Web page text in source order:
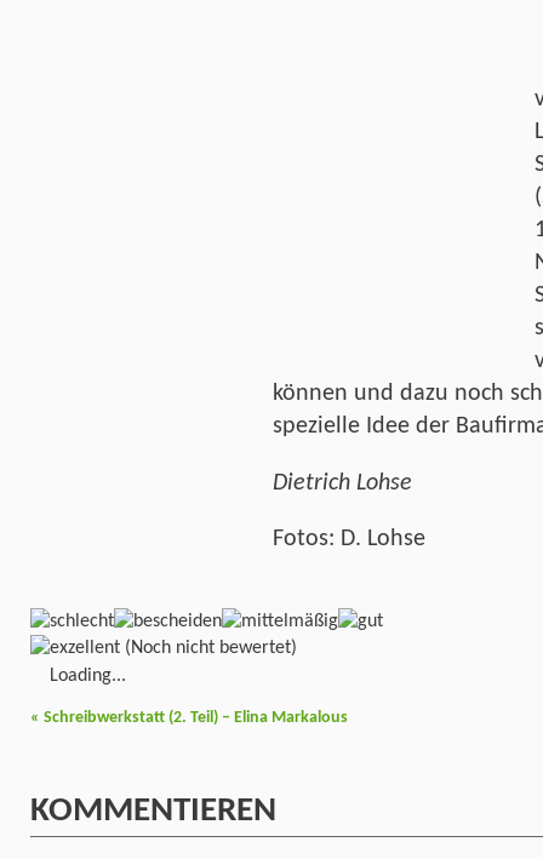
können und dazu noch
spezielle Idee der
Dietrich Lohse
Fotos: D. Lohse
(Noch nicht bewertet)
Loading...
« Schreibwerkstatt (2. Teil) – Elina Markalous
KOMMENTIEREN